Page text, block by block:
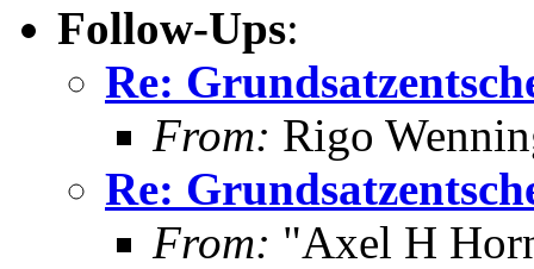
Follow-Ups:
Re:
From: Rigo
Re:
From: "Axel H